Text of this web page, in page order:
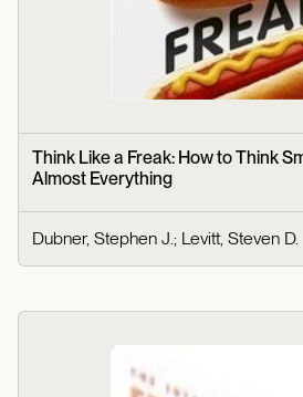
Think Like a Freak: How to Think
Almost Everything
Dubner, Stephen J. ; Levitt, Steven D.